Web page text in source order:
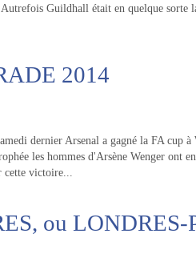
Guildhall était en quelque sorte
2014
dernier Arsenal a gagné la FA cup
les hommes d'Arsène Wenger ont
cette victoire...
ou